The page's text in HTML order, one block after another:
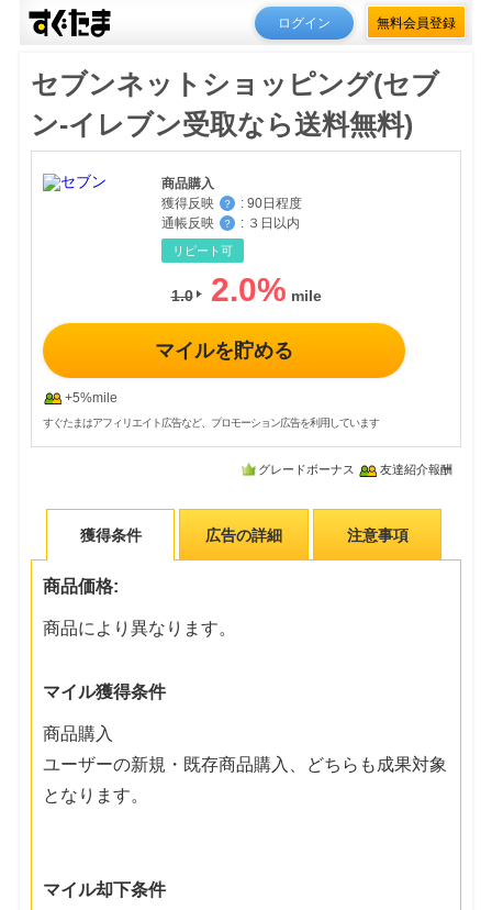
ログイン 無料会員登録
セブンネットショッピング(セブ
ン-イレブン受取なら送料無料)
商品購入
獲得反映
？ : 90日程度
通帳反映
？ : ３日以内
リピート可
1.0 2.0%
マイルを貯める
+5%mile
すぐたまはアフィリエイト広告など、プロモーション広告を利用しています
グレードボーナス 友達紹介報酬
獲得条件 広告の詳細 注意事項
商品価格:
商品により異なります。
マイル獲得条件
商品購入
ユーザーの新規・既存商品購入、どちらも成果対象
となります。
マイル却下条件